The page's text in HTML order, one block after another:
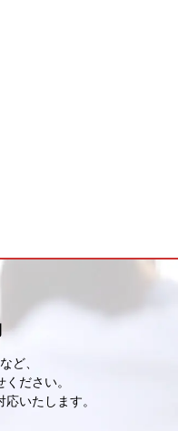
ど、
ださい。
いたします。